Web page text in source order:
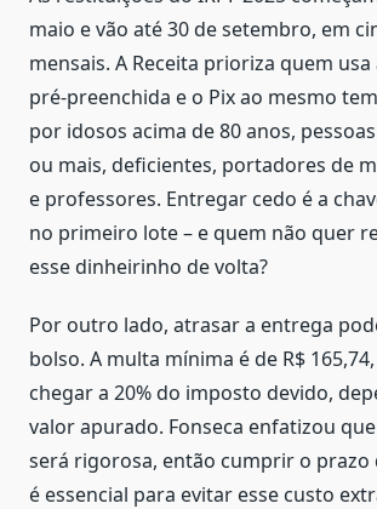
maio e vão até 30 de setembro, em
mensais. A Receita prioriza quem
pré-preenchida e o Pix ao mesmo
por idosos acima de 80 anos,
ou mais, deficientes, portadores de
e professores. Entregar cedo é a
no primeiro lote – e quem não quer
esse dinheirinho de volta?
Por outro lado, atrasar a entrega
bolso. A multa mínima é de R$
chegar a 20% do imposto devido,
valor apurado. Fonseca enfatizou
será rigorosa, então cumprir o prazo
é essencial para evitar esse custo